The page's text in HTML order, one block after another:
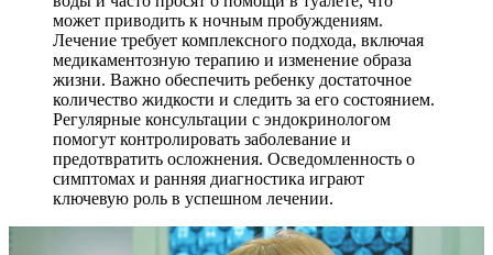
может приводить к ночным пробуждениям.
Лечение требует комплексного подхода, включая
медикаментозную терапию и изменение образа
жизни. Важно обеспечить ребенку достаточное
количество жидкости и следить за его состоянием.
Регулярные консультации с эндокринологом
помогут контролировать заболевание и
предотвратить осложнения. Осведомленность о
симптомах и ранняя диагностика играют
ключевую роль в успешном лечении.